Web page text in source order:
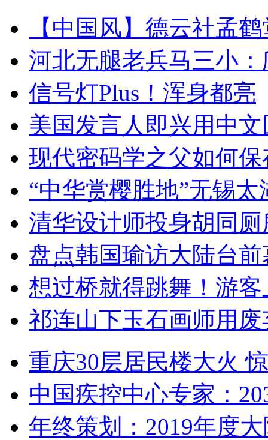
【中国风】德云社孟
河北无腿老兵马三小
信号灯Plus！浑身都亮
美国发言人即兴用中
现代密码学之父如何
“中华赏樱胜地”无锡
清华设计师投身胡同
盘点韩国瑜访大陆台
想过桥就得跳舞！游客
祁连山下玉石画师用
重庆30层居民楼大火
中国疾控中心专家：
年终策划：2019年度